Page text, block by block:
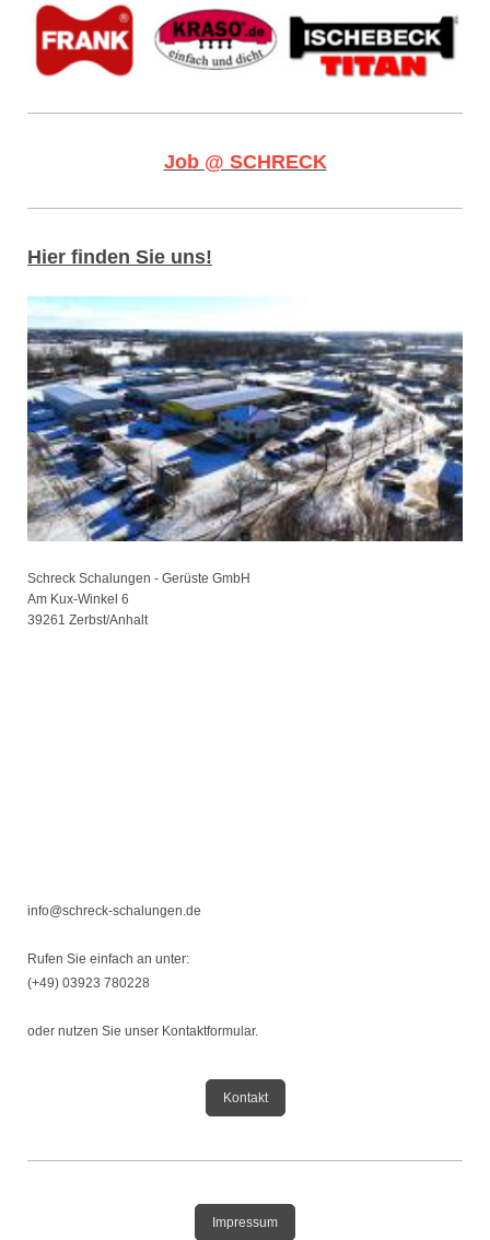
Job @ SCHRECK
Hier finden Sie uns!
Schreck Schalungen - Gerüste GmbH
Am Kux-Winkel 6
39261 Zerbst/Anhalt
info@schreck-schalungen.de
Rufen Sie einfach an unter:
(+49) 03923 780228
oder nutzen Sie unser Kontaktformular.
Kontakt
Impressum